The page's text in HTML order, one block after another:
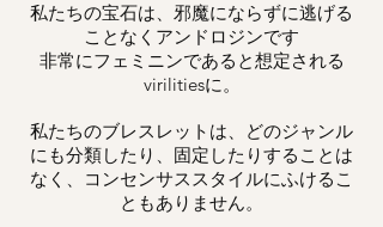
私たちの宝石は、邪魔にならずに逃げる
ことなくアンドロジンです
非常にフェミニンであると想定される
virilitiesに。
私たちのブレスレットは、どのジャンル
にも分類したり、固定したりすることは
なく、コンセンサススタイルにふけるこ
ともありません。